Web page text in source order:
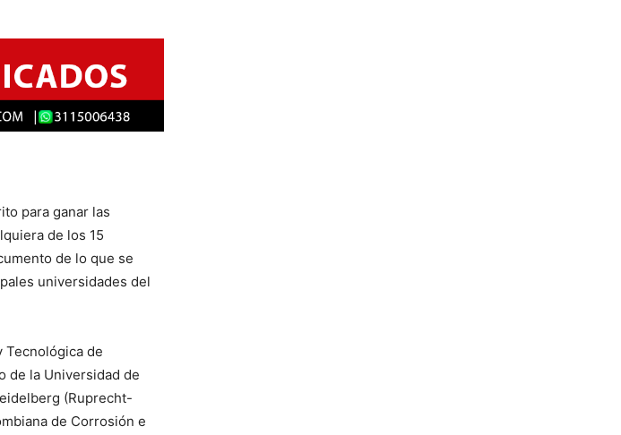
para ganar las
de los 15
de lo que se
universidades del
Tecnológica de
de la Universidad de
(Ruprecht-
de Corrosión e